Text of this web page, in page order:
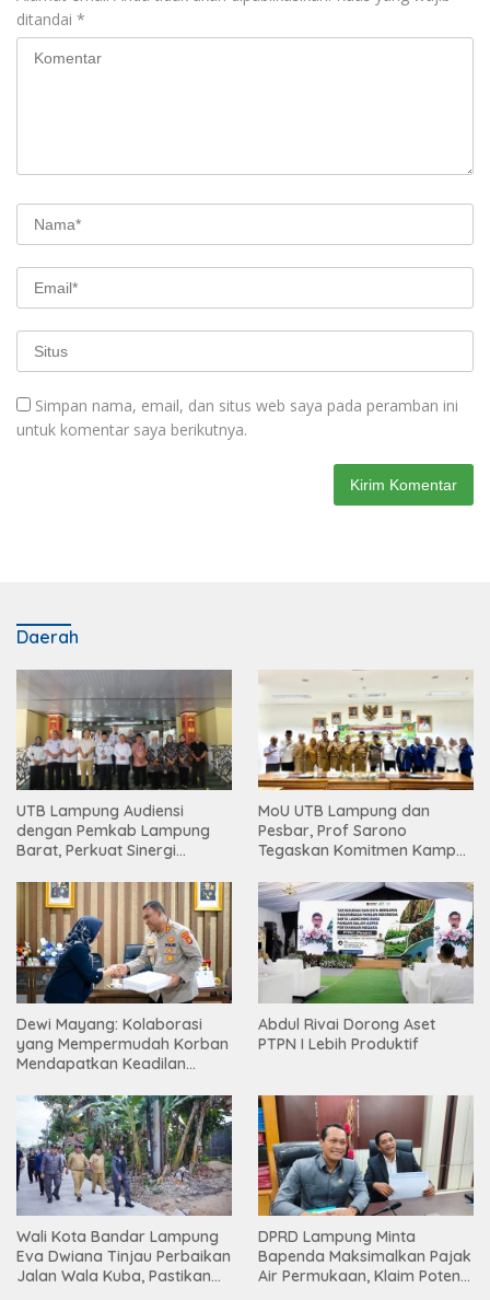
ditandai *
Simpan nama, email, dan situs web saya pada peramban ini
untuk komentar saya berikutnya.
Daerah
UTB Lampung Audiensi
dengan Pemkab Lampung
Barat, Perkuat Sinergi
Tinggi
MoU UTB Lampung dan
Pesbar, Prof Sarono
Tegaskan Komitmen Kampus
Masyarakat
Dewi Mayang: Kolaborasi
yang Mempermudah Korban
Mendapatkan Keadilan
Abdul Rivai Dorong Aset
PTPN I Lebih Produktif
Wali Kota Bandar Lampung
Eva Dwiana Tinjau Perbaikan
Jalan Wala Kuba, Pastikan
DPRD Lampung Minta
Bapenda Maksimalkan Pajak
Air Permukaan, Klaim Potensi